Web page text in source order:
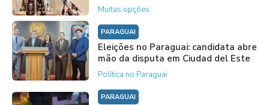
Muitas opções
PARAGUAI
Eleições no Paraguai: candidata abre
mão da disputa em Ciudad del Este
Política no Paraguai
PARAGUAI